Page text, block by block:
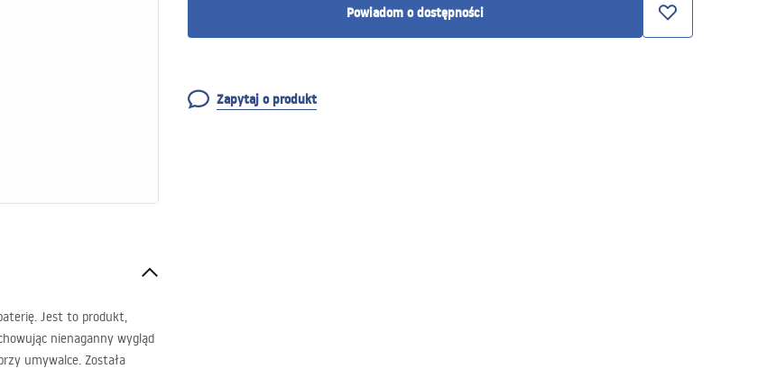
Powiadom o dostępności
Zapytaj o produkt
Jest to produkt,
nienaganny wygląd
umywalce. Została